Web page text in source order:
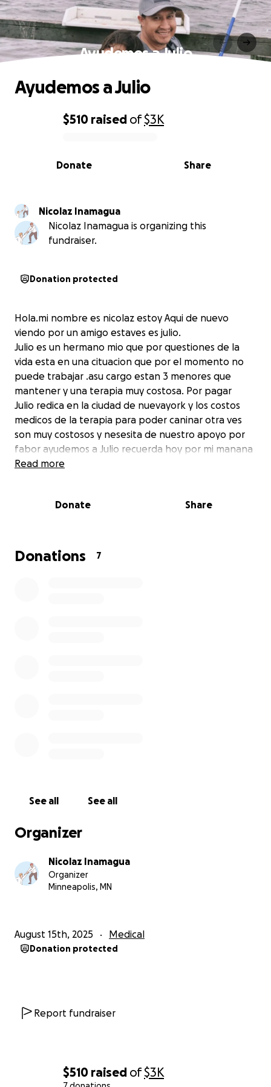
$510 raised of$3K
Ayudemos a Julio
0% complete
$510 raised of$3K
Share
Donate
Ayudemos a Julio
Nicolaz Inamagua
Nicolaz Inamagua is organizing this
fundraiser.
Donation protected
Hola.mi nombre es nicolaz estoy Aqui de nuevo
viendo por un amigo estaves es julio.
Julio es un hermano mio que por questiones de la
vida esta en una cituacion que por el momento no
puede trabajar .asu cargo estan 3 menores que
mantener y una terapia muy costosa. Por pagar
Julio redica en la ciudad de nuevayork y los costos
medicos de la terapia para poder caninar otra ves
son muy costosos y nesesita de nuestro apoyo por
fabor ayudemos a Julio recuerda hoy por mi manana
por ti
Read more
Donate Share
Donations 7
See all See all
Organizer
Nicolaz Inamagua
Organizer
Minneapolis, MN
August 15th, 2025 Medical
Donation protected
Report fundraiser